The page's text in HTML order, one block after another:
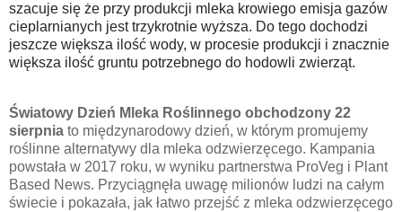
szacuje się że przy produkcji mleka krowiego emisja gazów
cieplarnianych jest trzykrotnie wyższa. Do tego dochodzi
jeszcze większa ilość wody, w procesie produkcji i znacznie
większa ilość gruntu potrzebnego do hodowli zwierząt.
Światowy Dzień Mleka Roślinnego obchodzony 22
sierpnia to międzynarodowy dzień, w którym promujemy
roślinne alternatywy dla mleka odzwierzęcego. Kampania
powstała w 2017 roku, w wyniku partnerstwa ProVeg i Plant
Based News. Przyciągnęła uwagę milionów ludzi na całym
świecie i pokazała, jak łatwo przejść z mleka odzwierzęcego